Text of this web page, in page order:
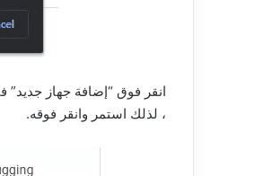
انقر فوق “إضافة جهاز
، لذلك استمر وانقر فوقه.